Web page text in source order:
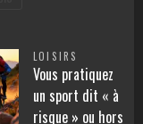
LOISIRS
Vous pratiquez
un sport dit « à
risque » ou hors